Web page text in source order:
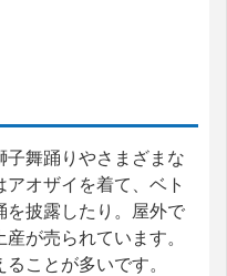
舞踊りやさまざまな
オザイを着て、ベト
を披露したり。屋外で
が売られています。
ことが多いです。